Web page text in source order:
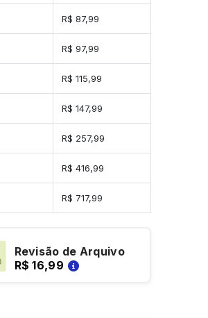
R$ 87,99
R$ 97,99
R$ 115,99
R$ 147,99
R$ 257,99
R$ 416,99
R$ 717,99
Revisão de Arquivo
R$ 16,99